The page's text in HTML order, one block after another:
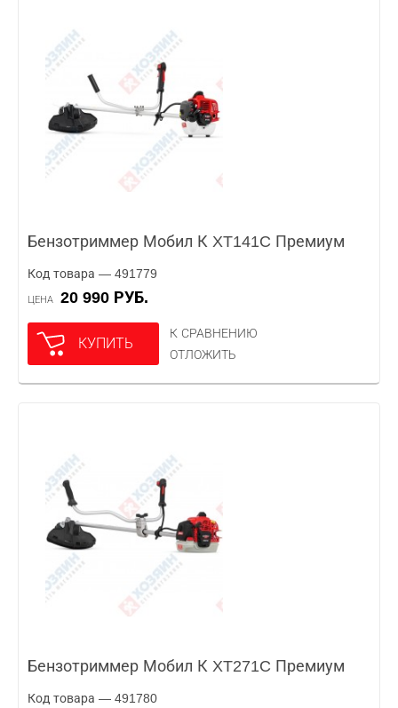
Бензотриммер Мобил К XT141C Премиум
Код товара — 491779
ЦЕНА 20 990 РУБ.
КУПИТЬ
К СРАВНЕНИЮ
ОТЛОЖИТЬ
Бензотриммер Мобил К XT271C Премиум
Код товара — 491780